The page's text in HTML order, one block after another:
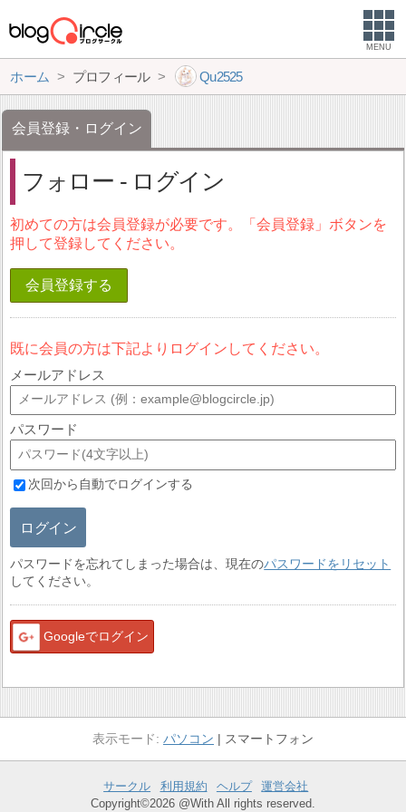
MENU
ホーム プロフィール Qu2525
会員登録・ログイン
フォロー - ログイン
初めての方は会員登録が必要です。「会員登録」ボタンを
押して登録してください。
会員登録する
既に会員の方は下記よりログインしてください。
メールアドレス
パスワード
次回から自動でログインする
ログイン
パスワードを忘れてしまった場合は、現在のパスワードをリセット
してください。
Googleでログイン
パソコン スマートフォン
サークル 利用規約 ヘルプ
運営会社
Copyright©2026 @With All rights reserved.